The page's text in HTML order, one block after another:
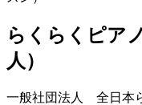
らくらくピア
人）
一般社団法人 全日本